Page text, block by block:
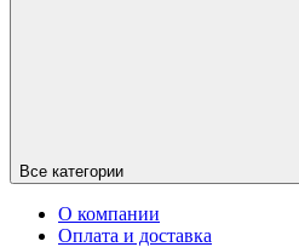
Все категории
О компании
Оплата и доставка